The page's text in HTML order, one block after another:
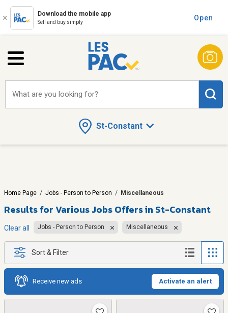
Download the mobile app
Sell and buy simply
Open
St-Constant
What are you looking for?
Home Page / Jobs - Person to Person / Miscellaneous
Results forVarious Jobs Offers in St-Constant
Clear all Jobs - Person to Person Miscellaneous
Sort & Filter
Receive new ads Activate an alert